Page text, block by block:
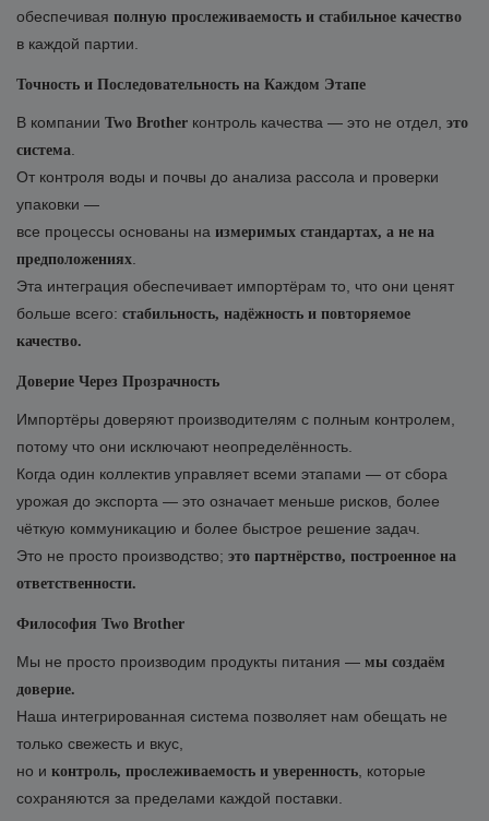
обеспечивая полную прослеживаемость и стабильное качество
в каждой партии.
Точность и Последовательность на Каждом Этапе
В компании Two Brother контроль качества — это не отдел, это
система
От контроля воды и почвы до анализа рассола и проверки
упаковки —
все процессы основаны на измеримых стандартах, а не на
предположениях
Эта интеграция обеспечивает импортёрам то, что они ценят
больше всего: стабильность, надёжность и повторяемое
качество.
Доверие Через Прозрачность
Импортёры доверяют производителям с полным контролем,
потому что они исключают неопределённость.
Когда один коллектив управляет всеми этапами — от сбора
урожая до экспорта — это означает меньше рисков, более
чёткую коммуникацию и более быстрое решение задач.
Это не просто производство; это партнёрство, построенное на
ответственности.
Философия Two Brother
Мы не просто производим продукты питания — мы создаём
доверие.
Наша интегрированная система позволяет нам обещать не
только свежесть и вкус,
но и контроль, прослеживаемость и уверенность , которые
сохраняются за пределами каждой поставки.